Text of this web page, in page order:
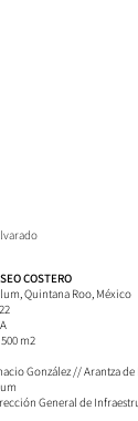
COSTERO
Quintana Roo, México
m2
González // Arantza
General de